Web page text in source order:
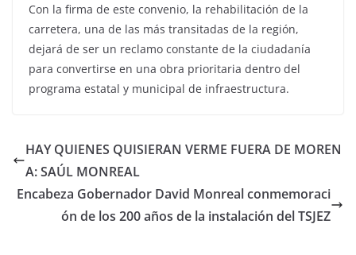
Con la firma de este convenio, la rehabilitación de la
carretera, una de las más transitadas de la región,
dejará de ser un reclamo constante de la ciudadanía
para convertirse en una obra prioritaria dentro del
programa estatal y municipal de infraestructura.
HAY QUIENES QUISIERAN VERME FUERA DE MOREN
A: SAÚL MONREAL
Encabeza Gobernador David Monreal conmemoraci
ón de los 200 años de la instalación del TSJEZ